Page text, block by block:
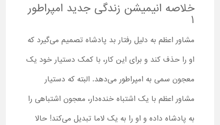
خلاصه انیمیشن زندگی جدید امپراطور
1
مشاور اعظم به دلیل رفتار بد پادشاه تصمیم می‌گیرد که
او را حذف کند و برای این کار، با کمک دستیار خود یک
معجون سمی به امپراطور می‌دهد. البته که دستیار
مشاور اعظم با یک اشتباه خنده‌دار، معجون اشتباهی را
به پادشاه داده و او را به یک لاما تبدیل می‌کند! حالا